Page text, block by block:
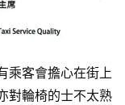
乘客會擔心在街上
對輪椅的士不太熟